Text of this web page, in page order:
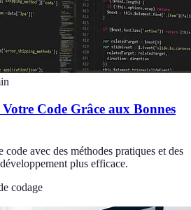
Code Grâce aux Bonnes
avec des méthodes pratiques et des
plus efficace.
codage